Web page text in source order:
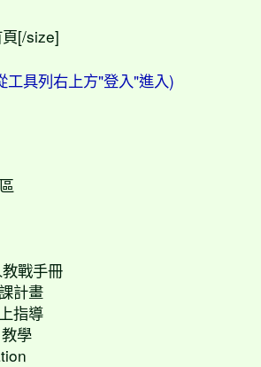
頁[/size]
具列右上方"登入"進入)
戰手冊
計畫
指導
學